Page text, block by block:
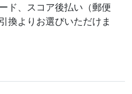
ド、スコア後払い（郵便
換よりお選びいただけま